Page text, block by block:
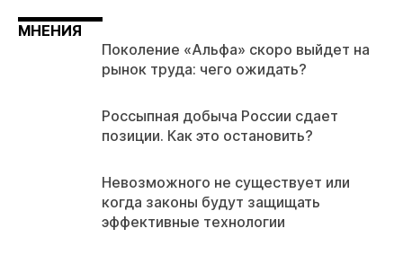
МНЕНИЯ
Поколение «Альфа» скоро выйдет на
рынок труда: чего ожидать?
Россыпная добыча России сдает
позиции. Как это остановить?
Невозможного не существует или
когда законы будут защищать
эффективные технологии